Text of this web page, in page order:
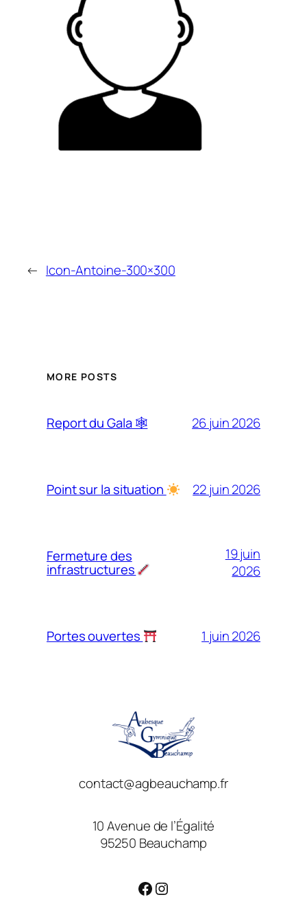
← Icon-Antoine-300×300
MORE POSTS
Report du Gala 🕸 26 juin 2026
Point sur la situation 22 juin 2026
Fermeture des
infrastructures
19 juin
2026
Portes ouvertes 1 juin 2026
contact@agbeauchamp.fr
10 Avenue de l’Égalité
95250 Beauchamp
Facebook
Instagram